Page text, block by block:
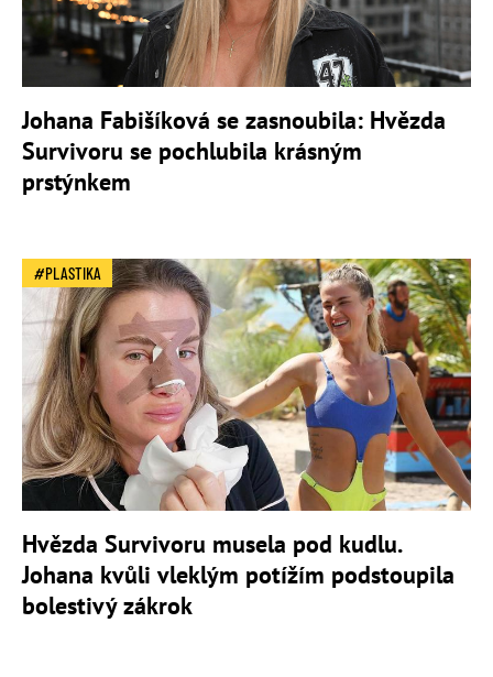
Johana Fabišíková se zasnoubila: Hvězda
Survivoru se pochlubila krásným
prstýnkem
PLASTIKA
Hvězda Survivoru musela pod kudlu.
Johana kvůli vleklým potížím podstoupila
bolestivý zákrok